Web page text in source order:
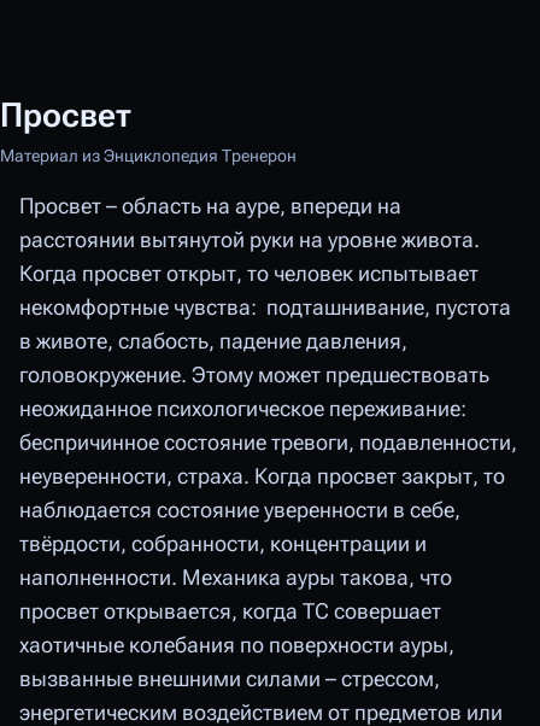
Просвет
Материал из Энциклопедия Тренерон
Просвет – область на ауре, впереди на
расстоянии вытянутой руки на уровне живота.
Когда просвет открыт, то человек испытывает
некомфортные чувства: подташнивание, пустота
в животе, слабость, падение давления,
головокружение. Этому может предшествовать
неожиданное психологическое переживание:
беспричинное состояние тревоги, подавленности,
неуверенности, страха. Когда просвет закрыт, то
наблюдается состояние уверенности в себе,
твёрдости, собранности, концентрации и
наполненности. Механика ауры такова, что
просвет открывается, когда ТС совершает
хаотичные колебания по поверхности ауры,
вызванные внешними силами – стрессом,
энергетическим воздействием от предметов или